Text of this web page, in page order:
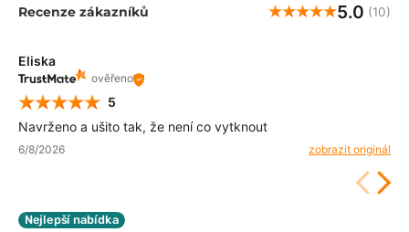
Recenze zákazníků 5.0 (10)
Eliska
ověřeno
5
Navrženo a ušito tak, že není co vytknout
6/8/2026 zobrazit originál
Nejlepší nabídka